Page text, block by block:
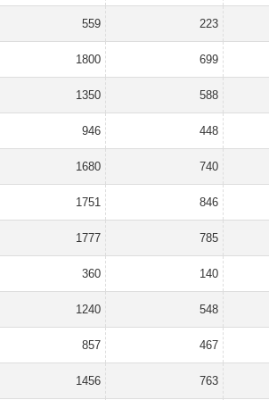
559 223
1800 699
1350 588
946 448
1680 740
1751 846
1777 785
360 140
1240 548
857 467
1456 763